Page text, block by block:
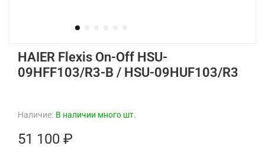
Наличие: В наличии много шт.
HAIER Flexis On-Off HSU-
09HFF103/R3-B / HSU-09HUF103/R3
51 100 ₽